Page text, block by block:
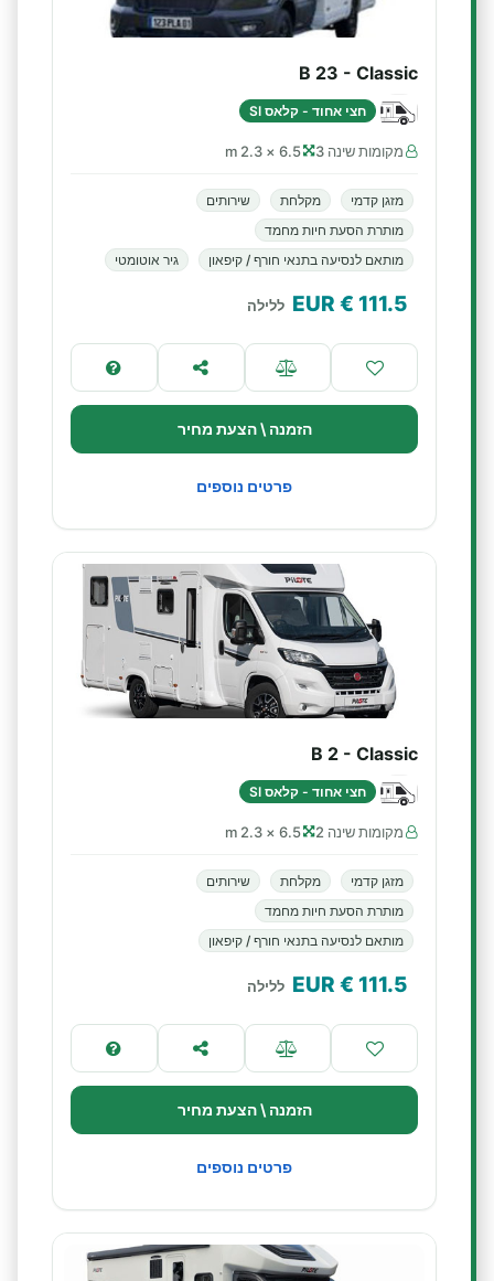
B 23 - Classic
חצי אחוד - קלאס SI
מקומות שינה 3 6.5 × 2.3 m
מזגן קדמי מקלחת
שירותים
מותרת הסעת חיות מחמד
מותאם לנסיעה בתנאי חורף / קיפאון
גיר אוטומטי
111.5
€ EUR ללילה
הזמנה \ הצעת מחיר
פרטים נוספים
B 2 - Classic
חצי אחוד - קלאס SI
מקומות שינה 2 6.5 × 2.3 m
מזגן קדמי מקלחת
שירותים
מותרת הסעת חיות מחמד
מותאם לנסיעה בתנאי חורף / קיפאון
111.5
€ EUR ללילה
הזמנה \ הצעת מחיר
פרטים נוספים